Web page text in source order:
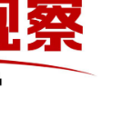
军事
政务